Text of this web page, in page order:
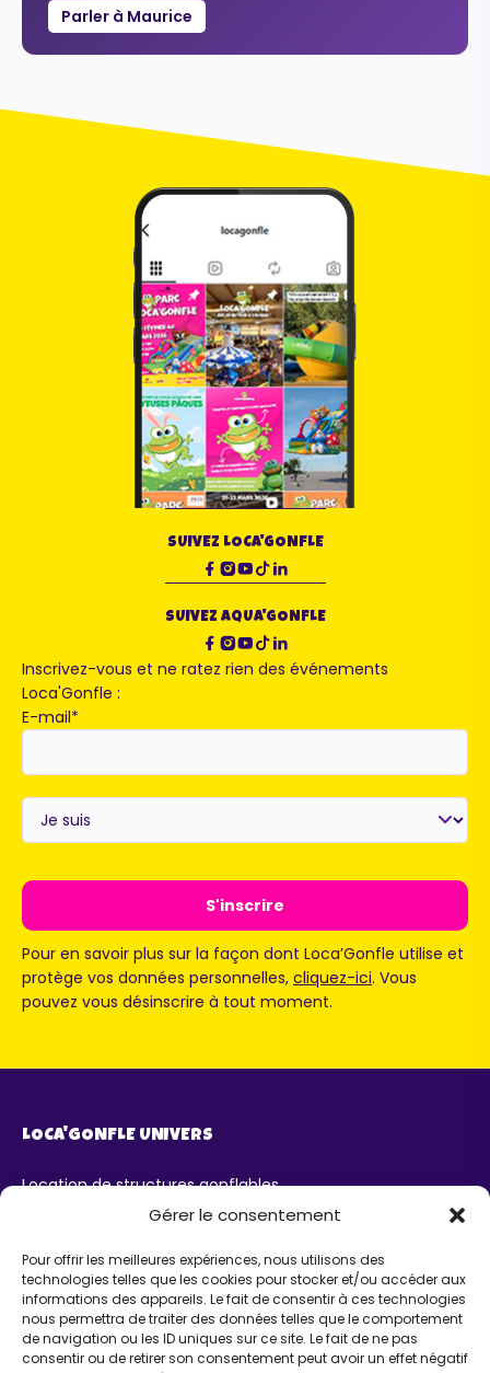
Gérer le consentement
Pour offrir les meilleures expériences, nous utilisons des
technologies telles que les cookies pour stocker et/ou accéder aux
informations des appareils. Le fait de consentir à ces technologies
nous permettra de traiter des données telles que le comportement
de navigation ou les ID uniques sur ce site. Le fait de ne pas
consentir ou de retirer son consentement peut avoir un effet négatif
Parler à Maurice
SUIVEZ LOCA'GONFLE
SUIVEZ AQUA'GONFLE
Inscrivez-vous et ne ratez rien des événements
Loca'Gonfle :
E-mail*
Je
suis*
Pour en savoir plus sur la façon dont Loca’Gonfle utilise et
protège vos données personnelles, cliquez-ici. Vous
pouvez vous désinscrire à tout moment.
LOCA'GONFLE UNIVERS
Location de structures gonflables
Parc Loca'Gonfle XXL Colmar
Karting ludo-éducatif
AIDE
Chatbot IA Maurice